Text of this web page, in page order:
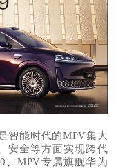
智能时代的MPV集大
安全等方面实现跨代
、MPV专属旗舰华为